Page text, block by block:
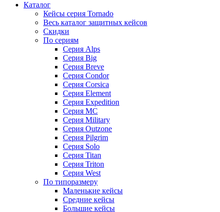
Каталог
Кейсы серия Tornado
Весь каталог защитных кейсов
Скидки
По сериям
Серия Alps
Серия Big
Серия Breve
Серия Condor
Серия Corsica
Серия Element
Серия Expedition
Серия MC
Серия Military
Серия Outzone
Серия Pilgrim
Серия Solo
Серия Titan
Серия Triton
Серия West
По типоразмеру
Маленькие кейсы
Средние кейсы
Большие кейсы